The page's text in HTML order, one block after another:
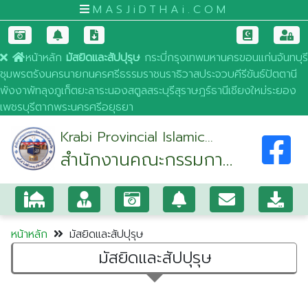
MASJiDTHAi.COM
หน้าหลัก มัสยิดและสัปปุรุษ กระบี่กรุงเทพมหานครขอนแก่นจันทบุรี
ชุมพรตรังนครนายกนครศรีธรรมราชนราธิวาสประจวบคีรีขันธ์ปัตตานี
พังงาพัทลุงภูเก็ตยะลาระนองสตูลสระบุรีสุราษฎร์ธานีเชียงใหม่ระยอง
เพชรบุรีตากพระนครศรีอยุธยา
Krabi Provincial Islamic
Committee Office
สำนักงานคณะกรรมการ
อิสลามประจำจังหวัด
กระบี่
หน้าหลัก มัสยิดและสัปปุรุษ
มัสยิดและสัปปุรุษ